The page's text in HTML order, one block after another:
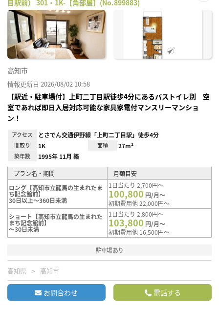
目駅前） 301・1K-【角部屋】(No.899883)
に入
高知市
情報更新日 2026/08/02 10:58
【駅近・駐車場付】上町二丁目駅徒歩4分にあるバストイレ別 空
室であれば即日入居対応可能な家具家電付マンスリーマンショ
ン！
アクセス とさでん交通伊野線「上町二丁目駅」徒歩4分
間取り 1K 面積 27m²
築年数 1995年 11月 築
プラン名・期間
月額目安
ロング【高知市立龍馬の生まれたま
ち記念館前】
30日以上～360日未満
1日当たり 2,700円～
100,800 円/月～
初期費用他 22,000円～
ショート【高知市立龍馬の生まれた
まち記念館前】
～30日未満
1日当たり 2,800円～
103,800 円/月～
初期費用他 16,500円～
駐車場あり
高知県 高知市
お問合わせ 電話する